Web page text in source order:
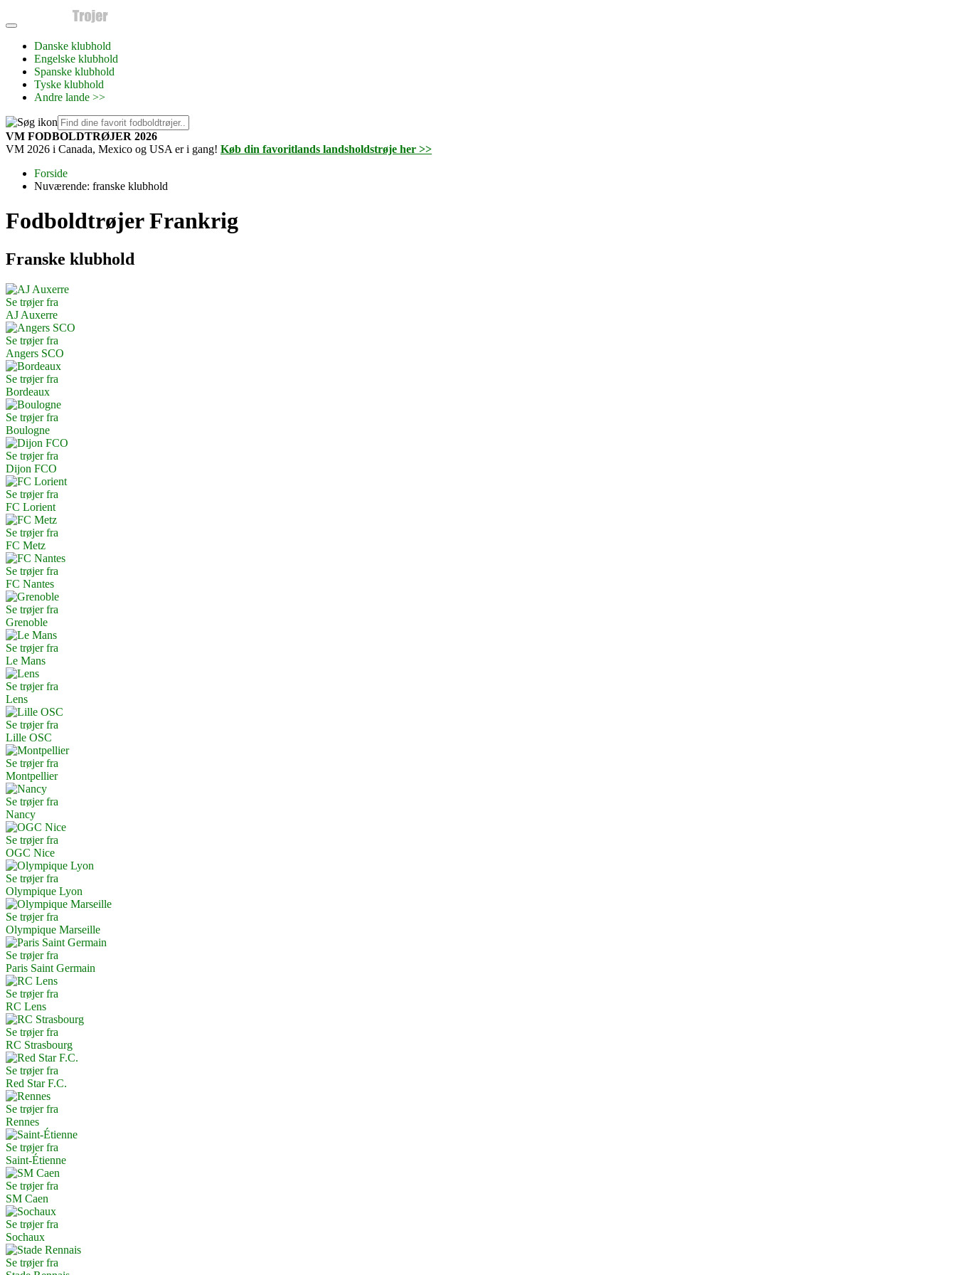
Danske klubhold
Engelske klubhold
Spanske klubhold
Tyske klubhold
Andre lande >>
VM FODBOLDTRØJER 2026
VM 2026 i Canada, Mexico og USA er i gang! Køb din favoritlands landsholdstrøje her >>
Forside
Nuværende: franske klubhold
Fodboldtrøjer Frankrig
Franske klubhold
Se trøjer fra
AJ Auxerre
Se trøjer fra
Angers SCO
Se trøjer fra
Bordeaux
Se trøjer fra
Boulogne
Se trøjer fra
Dijon FCO
Se trøjer fra
FC Lorient
Se trøjer fra
FC Metz
Se trøjer fra
FC Nantes
Se trøjer fra
Grenoble
Se trøjer fra
Le Mans
Se trøjer fra
Lens
Se trøjer fra
Lille OSC
Se trøjer fra
Montpellier
Se trøjer fra
Nancy
Se trøjer fra
OGC Nice
Se trøjer fra
Olympique Lyon
Se trøjer fra
Olympique Marseille
Se trøjer fra
Paris Saint Germain
Se trøjer fra
RC Lens
Se trøjer fra
RC Strasbourg
Se trøjer fra
Red Star F.C.
Se trøjer fra
Rennes
Se trøjer fra
Saint-Étienne
Se trøjer fra
SM Caen
Se trøjer fra
Sochaux
Se trøjer fra